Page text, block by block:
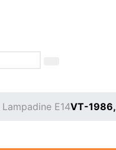
Lampadine E14VT-1986,